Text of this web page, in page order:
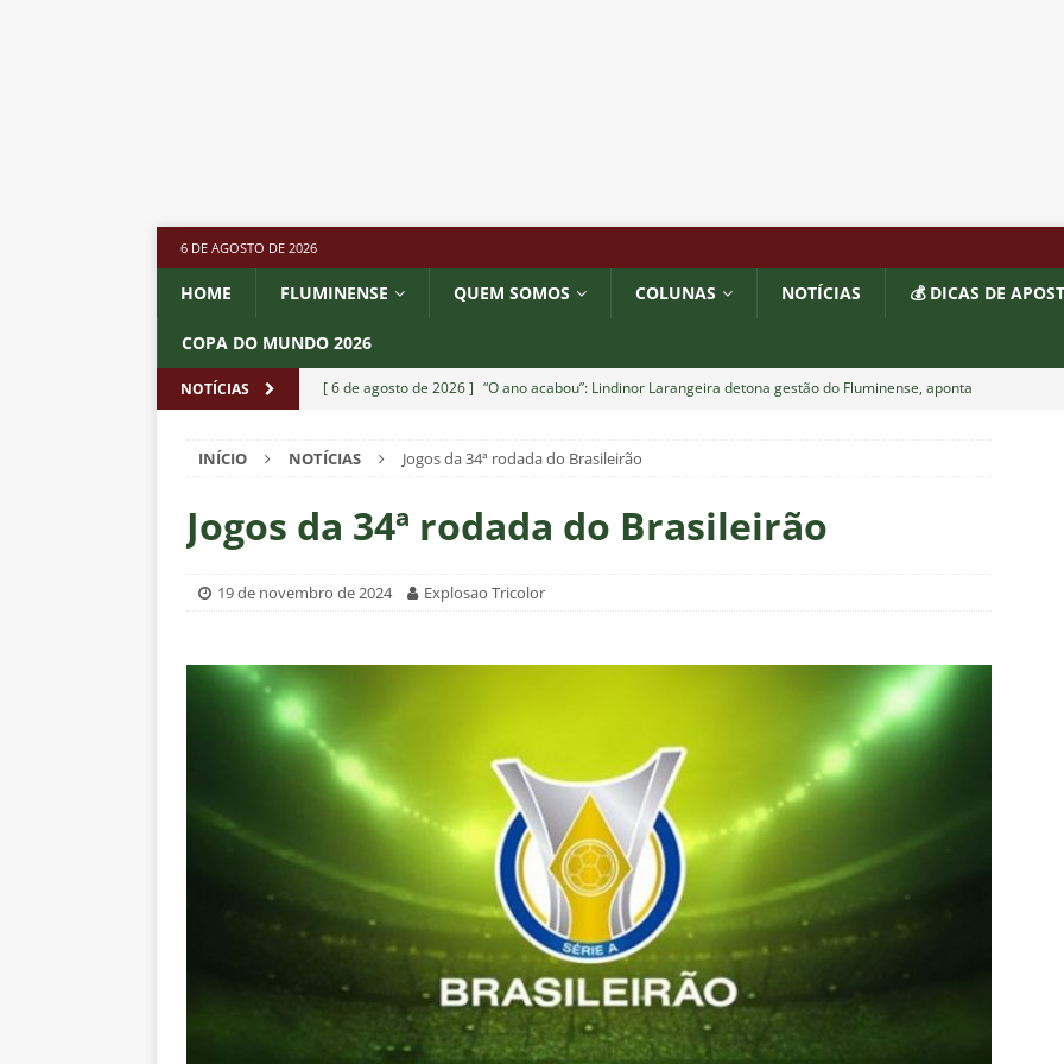
6 DE AGOSTO DE 2026
HOME FLUMINENSE QUEM SOMOS COLUNAS NOTÍCIAS 💰 DICAS DE
COPA DO MUNDO 2026
NOTÍCIAS [ 6 de agosto de 2026 ] “O ano acabou”: Lindinor Larangeira detona gestão do Fluminense, aponta
[ 6 de agosto de 2026 ]
Jogadores do Fluminense se incomodam com escolhas de Zubeldía
NOTÍCIAS
NOTÍCIAS
fica livre no mercado
NOTÍCIAS
Prejuízo milionário! Veja quanto o Fluminense deixou de arrecadar após
eliminação na Copa do Brasil 2026
[ 6 de agosto de 2026 ]
Felipe Melo detona postura do Fluminense em derrota para o Vasco
NOTÍCIAS
Corinthians X Internacional — Oitavas Copa do Brasil 2026: Palpites, Odds
e Estatísticas
DICAS DE APOSTAS
[ 6 de agosto de 2026 ]
“Assassinato da alma do torcedor”: Vinicius Toledo detona eliminação do
Fluminense para o Vasco e cobra “olho da rua” para diretoria e Zubeldía
COLUNAS
[ 6 de agosto de 2026 ]
Vitória X Athletico-PR — Oitavas Copa do Brasil 2026: Palpites, Odds e
INÍCIO NOTÍCIAS Jogos da 34ª rodada do Brasileirão
Jogos da 34ª rodada do Brasileirão
19 de novembro de 2024 Explosao Tricolor